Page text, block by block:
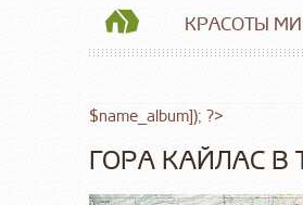
КРАСОТЫ
$name_album]); ?>
ГОРА КАЙЛАС В